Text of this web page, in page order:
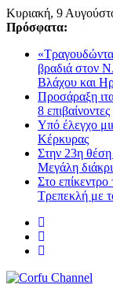
Μετάβαση
σε
Κυριακή, 9
Πρόσφατα:
βραδιά στον
Βλάχου και
Προσάραξη
8 επιβαίνοντες
Υπό έλεγχο
Κέρκυρας
Στην 23η
Μεγάλη
Στο
Τρεπεκλή με